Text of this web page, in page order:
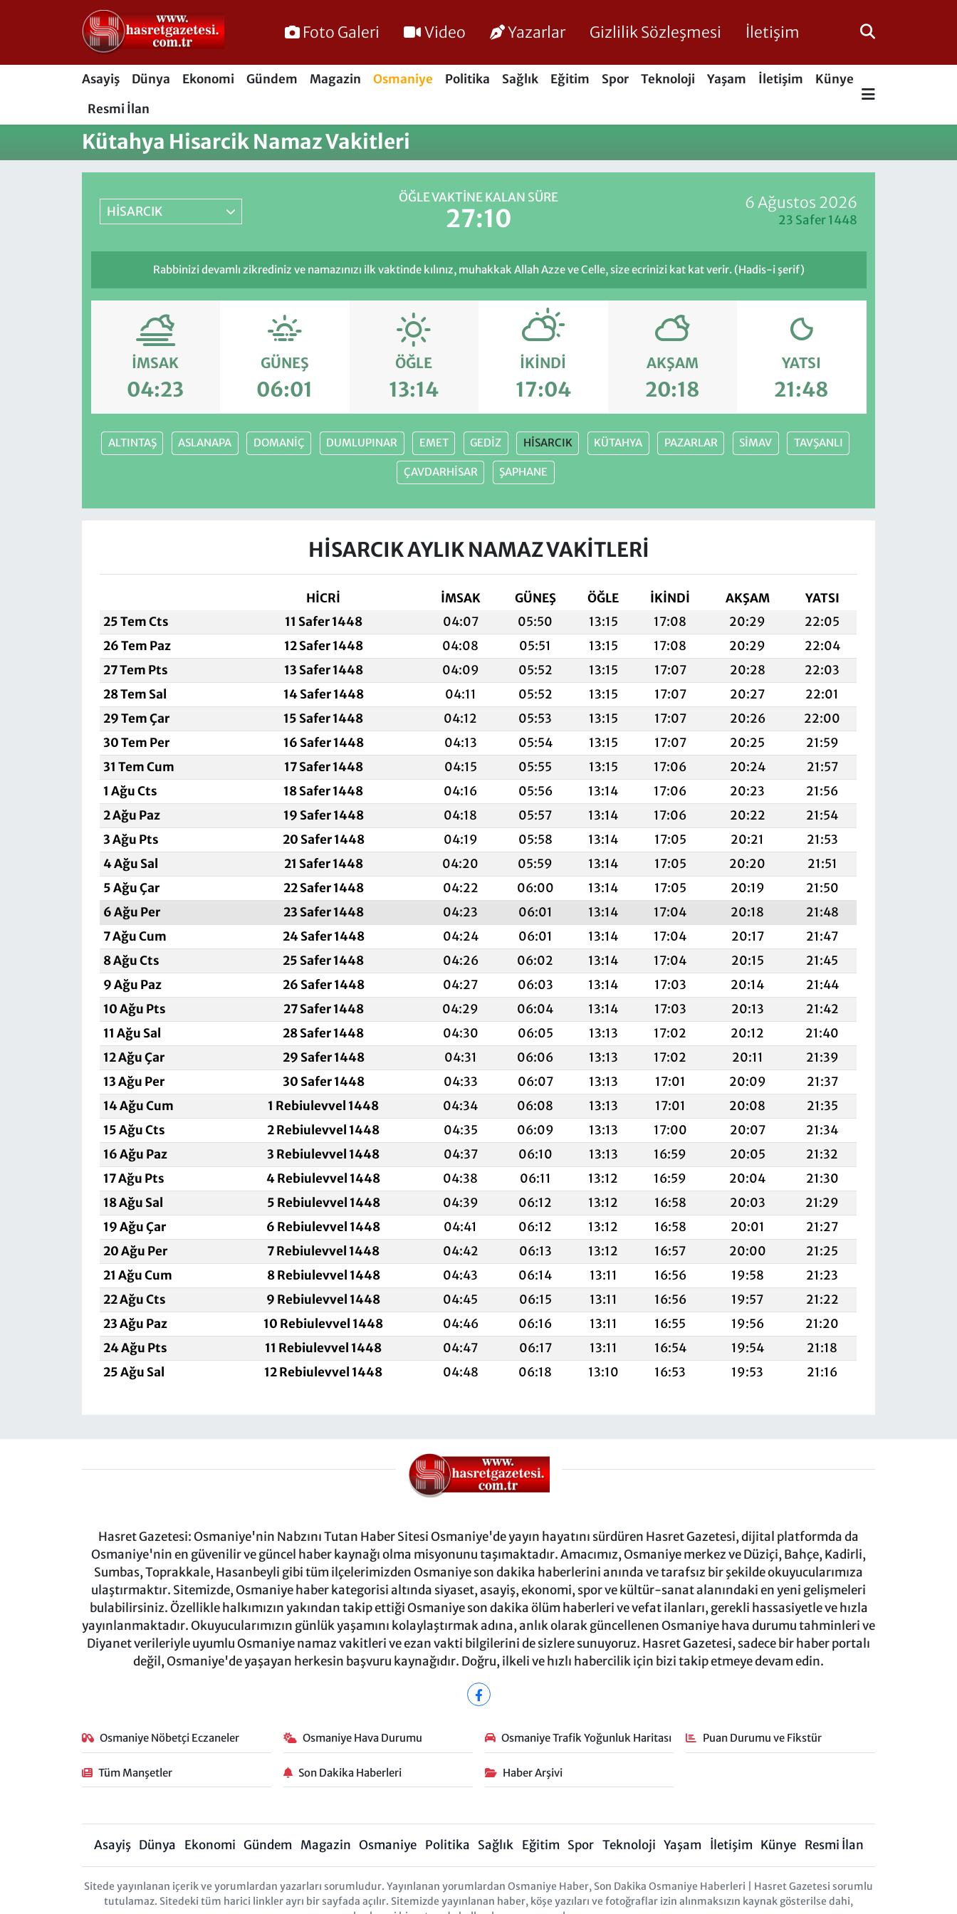
Foto Galeri Video Yazarlar Gizlilik Sözleşmesi İletişim
Asayiş Dünya Ekonomi Gündem Magazin Osmaniye Politika Sağlık Eğitim Spor Teknoloji Yaşam İletişim
Künye
Resmi İlan
Kütahya Hisarcik Namaz Vakitleri
HİSARCIK
ÖĞLE VAKTINE KALAN SÜRE
27:10
6 Ağustos 2026
23 Safer 1448
Rabbinizi devamlı zikrediniz ve namazınızı ilk vaktinde kılınız, muhakkak Allah Azze ve Celle, size ecrinizi kat kat verir. (Hadis-i şerif)
İMSAK
04:23
GÜNEŞ
06:01
ÖĞLE
13:14
İKINDI
17:04
AKŞAM
20:18
YATSI
21:48
ALTINTAŞ ASLANAPA DOMANİÇ DUMLUPINAR EMET GEDİZ HİSARCIK KÜTAHYA PAZARLAR SİMAV TAVŞANLI
ÇAVDARHİSAR ŞAPHANE
HİSARCIK AYLIK NAMAZ VAKITLERI
HİCRİ İMSAK GÜNEŞ ÖĞLE İKINDI AKŞAM
YATSI
25 Tem Cts
11 Safer 1448 04:07 05:50 13:15 17:08 20:29
22:05
26 Tem Paz
12 Safer 1448 04:08 05:51 13:15 17:08 20:29
22:04
27 Tem Pts
13 Safer 1448 04:09 05:52 13:15 17:07 20:28
22:03
28 Tem Sal
14 Safer 1448 04:11 05:52 13:15 17:07 20:27
22:01
29 Tem Çar
15 Safer 1448 04:12 05:53 13:15 17:07 20:26
22:00
30 Tem Per
16 Safer 1448 04:13 05:54 13:15 17:07 20:25
21:59
31 Tem Cum
17 Safer 1448 04:15 05:55 13:15 17:06 20:24
21:57
1 Ağu Cts
18 Safer 1448 04:16 05:56 13:14 17:06 20:23
21:56
2 Ağu Paz
19 Safer 1448 04:18 05:57 13:14 17:06 20:22
21:54
3 Ağu Pts
20 Safer 1448 04:19 05:58 13:14 17:05 20:21
21:53
4 Ağu Sal
21 Safer 1448 04:20 05:59 13:14 17:05 20:20
21:51
5 Ağu Çar
22 Safer 1448 04:22 06:00 13:14 17:05 20:19
21:50
6 Ağu Per
23 Safer 1448 04:23 06:01 13:14 17:04 20:18
21:48
7 Ağu Cum
24 Safer 1448 04:24 06:01 13:14 17:04 20:17
21:47
8 Ağu Cts
25 Safer 1448 04:26 06:02 13:14 17:04 20:15
21:45
9 Ağu Paz
26 Safer 1448 04:27 06:03 13:14 17:03 20:14
21:44
10 Ağu Pts
27 Safer 1448 04:29 06:04 13:14 17:03 20:13
21:42
11 Ağu Sal
28 Safer 1448 04:30 06:05 13:13 17:02 20:12
21:40
12 Ağu Çar
29 Safer 1448 04:31 06:06 13:13 17:02 20:11
21:39
13 Ağu Per
30 Safer 1448 04:33 06:07 13:13 17:01 20:09
21:37
14 Ağu Cum
1 Rebiulevvel 1448 04:34 06:08 13:13 17:01 20:08
21:35
15 Ağu Cts
2 Rebiulevvel 1448 04:35 06:09 13:13 17:00 20:07
21:34
16 Ağu Paz
3 Rebiulevvel 1448 04:37 06:10 13:13 16:59 20:05
21:32
17 Ağu Pts
4 Rebiulevvel 1448 04:38 06:11 13:12 16:59 20:04
21:30
18 Ağu Sal
5 Rebiulevvel 1448 04:39 06:12 13:12 16:58 20:03
21:29
19 Ağu Çar
6 Rebiulevvel 1448 04:41 06:12 13:12 16:58 20:01
21:27
20 Ağu Per
7 Rebiulevvel 1448 04:42 06:13 13:12 16:57 20:00
21:25
21 Ağu Cum
8 Rebiulevvel 1448 04:43 06:14 13:11 16:56 19:58
21:23
22 Ağu Cts
9 Rebiulevvel 1448 04:45 06:15 13:11 16:56 19:57
21:22
23 Ağu Paz
10 Rebiulevvel 1448 04:46 06:16 13:11 16:55 19:56
21:20
24 Ağu Pts
11 Rebiulevvel 1448 04:47 06:17 13:11 16:54 19:54
21:18
25 Ağu Sal
12 Rebiulevvel 1448 04:48 06:18 13:10 16:53 19:53 21:16
Hasret Gazetesi: Osmaniye'nin Nabzını Tutan Haber Sitesi Osmaniye'de yayın hayatını sürdüren Hasret Gazetesi, dijital platformda da
Osmaniye'nin en güvenilir ve güncel haber kaynağı olma misyonunu taşımaktadır. Amacımız, Osmaniye merkez ve Düziçi, Bahçe, Kadirli,
Sumbas, Toprakkale, Hasanbeyli gibi tüm ilçelerimizden Osmaniye son dakika haberlerini anında ve tarafsız bir şekilde okuyucularımıza
ulaştırmaktır. Sitemizde, Osmaniye haber kategorisi altında siyaset, asayiş, ekonomi, spor ve kültür-sanat alanındaki en yeni gelişmeleri
bulabilirsiniz. Özellikle halkımızın yakından takip ettiği Osmaniye son dakika ölüm haberleri ve vefat ilanları, gerekli hassasiyetle ve hızla
yayınlanmaktadır. Okuyucularımızın günlük yaşamını kolaylaştırmak adına, anlık olarak güncellenen Osmaniye hava durumu tahminleri ve
Diyanet verileriyle uyumlu Osmaniye namaz vakitleri ve ezan vakti bilgilerini de sizlere sunuyoruz. Hasret Gazetesi, sadece bir haber portalı
değil, Osmaniye'de yaşayan herkesin başvuru kaynağıdır. Doğru, ilkeli ve hızlı habercilik için bizi takip etmeye devam edin.
Osmaniye Nöbetçi Eczaneler Osmaniye Hava Durumu Osmaniye Trafik Yoğunluk Haritası Puan Durumu ve Fikstür
Tüm Manşetler Son Dakika Haberleri Haber Arşivi
Asayiş Dünya Ekonomi Gündem Magazin Osmaniye Politika Sağlık Eğitim Spor Teknoloji Yaşam İletişim Künye Resmi İlan
Sitede yayınlanan içerik ve yorumlardan yazarları sorumludur. Yayınlanan yorumlardan Osmaniye Haber, Son Dakika Osmaniye Haberleri | Hasret Gazetesi sorumlu
tutulamaz. Sitedeki tüm harici linkler ayrı bir sayfada açılır. Sitemizde yayınlanan haber, köşe yazıları ve fotoğraflar izin alınmaksızın kaynak gösterilse dahi,
Osmaniye Nöbetçi Eczaneler
Osmaniye Hava Durumu
Osmaniye Trafik Yoğunluk Haritası
Süper Lig Puan Durumu ve Fikstür
Tüm Manşetler